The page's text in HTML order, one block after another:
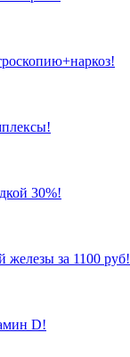
30%!
железы за 1100 руб!
D!